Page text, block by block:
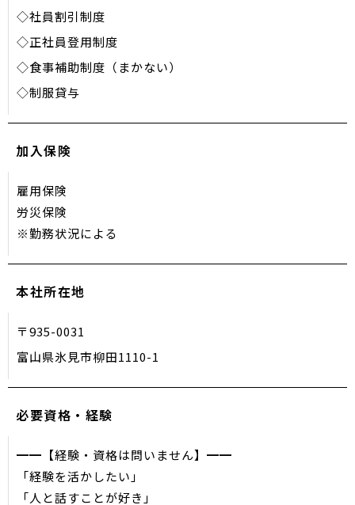
◇社員割引制度
◇正社員登用制度
◇食事補助制度（まかない）
◇制服貸与
加入保険
雇用保険
労災保険
※勤務状況による
本社所在地
〒935-0031
富山県氷見市柳田1110-1
必要資格・経験
━━【経験・資格は問いません】━━
「経験を活かしたい」
「人と話すことが好き」